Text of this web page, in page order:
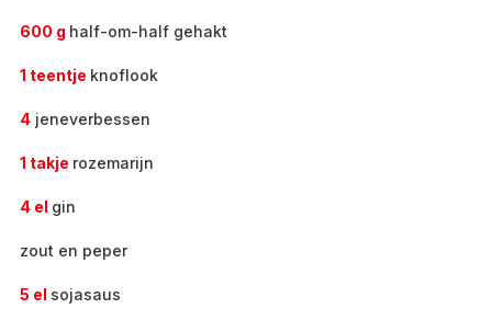
600 g half-om-half gehakt
1 teentje knoflook
4 jeneverbessen
1 takje rozemarijn
4 el gin
zout en peper
5 el sojasaus